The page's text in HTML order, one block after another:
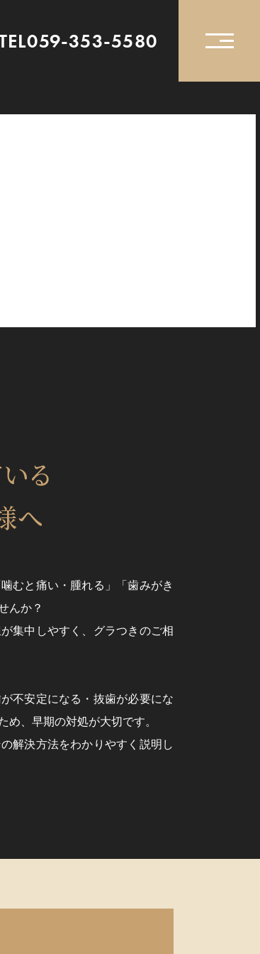
353-5580
る
へ
むと痛い・腫れる」「歯みがき
んか？
集中しやすく、グラつきのご相
不安定になる・抜歯が必要にな
め、早期の対処が大切です。
解決方法をわかりやすく説明し